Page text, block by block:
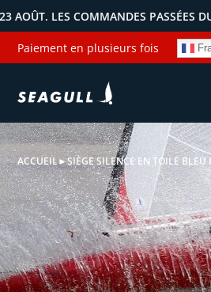
COMMANDES PASSÉES DURANT
Paiement en plusieurs fois
ACCUEIL►SIÈGE SILENCE EN TOILE BLEU